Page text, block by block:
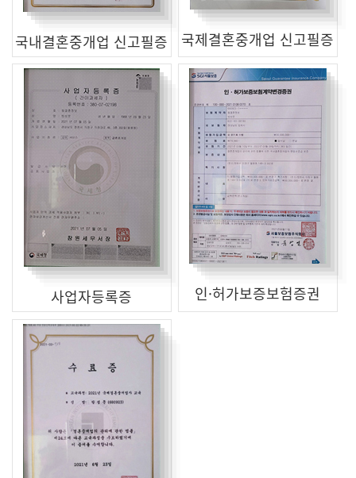
국내결혼중개업 신고필증 국제결혼중개업 신고필증
사업자등록증 인·허가보증보험증권